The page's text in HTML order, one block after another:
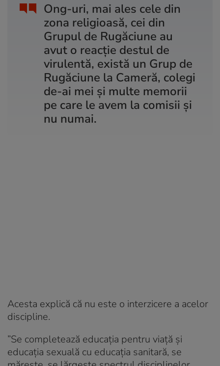
Ong-uri, mai ales cele din
zona religioasă, cei din
Grupul de Rugăciune au
avut o reacție destul de
virulentă, există un Grup de
Rugăciune la Cameră, colegi
de-ai mei și multe memorii
pe care le avem la comisii și
nu numai.
Acesta explică că nu este o interzicere a acelor
discipline.
”Se completează educația pentru viață și
educația sexuală cu educația sanitară, se